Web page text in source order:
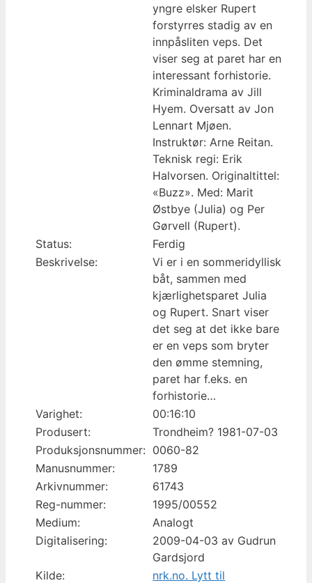
yngre elsker Rupert
forstyrres stadig av en
innpåsliten veps. Det
viser seg at paret har en
interessant forhistorie.
Kriminaldrama av Jill
Hyem. Oversatt av Jon
Lennart Mjøen.
Instruktør: Arne Reitan.
Teknisk regi: Erik
Halvorsen. Originaltittel:
«Buzz». Med: Marit
Østbye (Julia) og Per
Gørvell (Rupert).
Status:
Ferdig
Beskrivelse:
Vi er i en sommeridyllisk
båt, sammen med
kjærlighetsparet Julia
og Rupert. Snart viser
det seg at det ikke bare
er en veps som bryter
den ømme stemning,
paret har f.eks. en
forhistorie…
Varighet:
00:16:10
Produsert:
Trondheim? 1981-07-03
Produksjonsnummer: 0060-82
Manusnummer:
1789
Arkivnummer:
61743
Reg-nummer:
1995/00552
Medium:
Analogt
Digitalisering:
2009-04-03 av Gudrun
Gardsjord
Kilde:
nrk.no. Lytt til